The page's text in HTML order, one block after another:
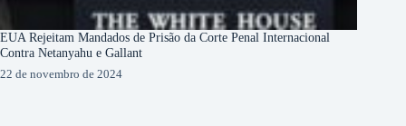
EUA Rejeitam Mandados de Prisão da Corte Penal Internacional
Contra Netanyahu e Gallant
22 de novembro de 2024